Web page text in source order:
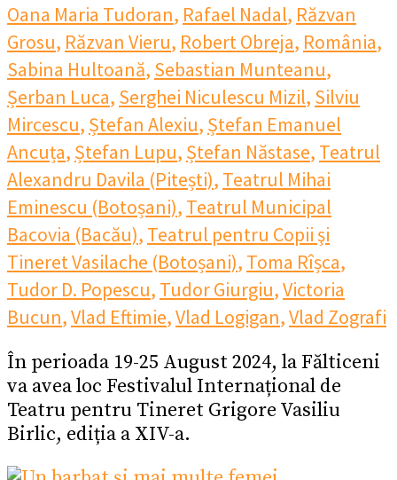
Oana Maria Tudoran, Rafael Nadal, Răzvan
Grosu, Răzvan Vieru, Robert Obreja, România,
Sabina Hultoană, Sebastian Munteanu,
Șerban Luca, Serghei Niculescu Mizil, Silviu
Mircescu, Ștefan Alexiu, Ștefan Emanuel
Ancuța, Ștefan Lupu, Ștefan Năstase, Teatrul
Alexandru Davila (Pitești), Teatrul Mihai
Eminescu (Botoșani), Teatrul Municipal
Bacovia (Bacău), Teatrul pentru Copii şi
Tineret Vasilache (Botoșani), Toma Rîșca,
Tudor D. Popescu, Tudor Giurgiu,Victoria
Bucun,Vlad Eftimie,Vlad Logigan,Vlad Zografi
În perioada 19-25 August 2024, la Fălticeni
va avea loc Festivalul Internațional de
Teatru pentru Tineret Grigore Vasiliu
Birlic, ediția a XIV-a.